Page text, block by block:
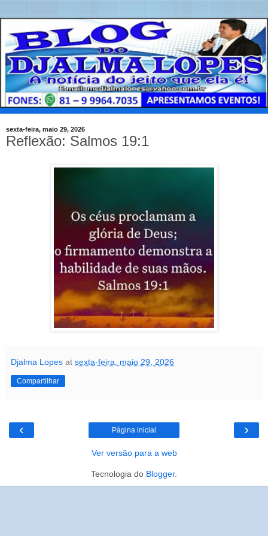
sexta-feira, maio 29, 2026
Reflexão: Salmos 19:1
Djalma Lopes at sexta-feira, maio 29, 2026
Compartilhar
‹ ›
Página inicial
Ver versão para a web
Tecnologia do Blogger.